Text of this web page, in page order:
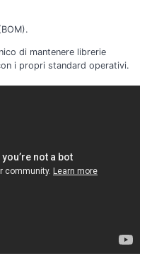
di mantenere librerie
i propri standard operativi.